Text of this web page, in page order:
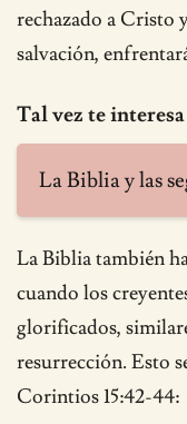
rechazado a Cristo
salvación,
Tal vez te interesa
La Biblia y las
La Biblia también
cuando los
glorificados,
resurrección. Esto
Corintios 15:42-44: